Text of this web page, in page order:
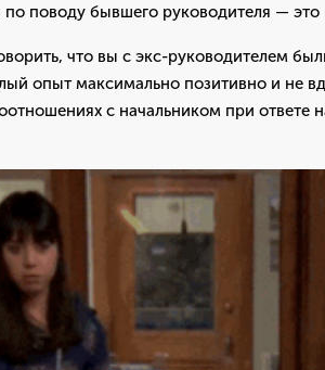
поводу бывшего руководителя —
что вы с экс-руководителем
опыт максимально позитивно и не
с начальником при